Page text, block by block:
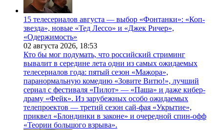
15 телесериалов августа — выбор «Фонтанки»: «Коп-
звезда», новые «Тед Лессо» и «Джек Ричер»,
«Одержимость»
02 августа 2026, 18:53
Кто бы мог подумать, что российский стриминг
вывалит в середине лета одни из самых ожидаемых
телесериалов года: пятый сезон «Мажора»,
паранормальную комедию «Зовите Витю!», лучший
сериал с фестиваля «Пилот» — «Паша» и даже кибер-
драму «Фейк». Из зарубежных особо ожидаемых
телепроектов — третий сезон сай-фая «Укрытие»,
приквел «Блондинки в законе» и очередной спин-офф
«Теории большого взрыва».